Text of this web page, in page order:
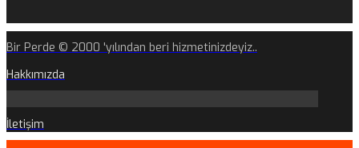
Bir Perde © 2000 'yılından beri hizmetinizdeyiz..
Hakkımızda
İletişim